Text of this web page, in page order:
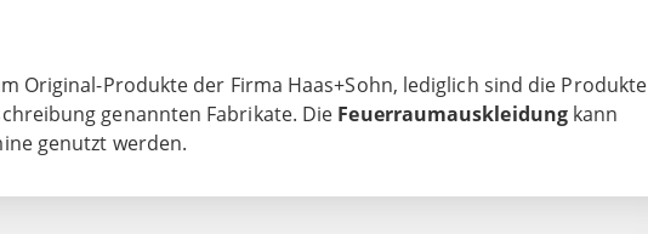
Original-Produkte der Firma Haas+Sohn, lediglich sind die Produkte
genannten Fabrikate. Die Feuerraumauskleidungkann
genutzt werden.